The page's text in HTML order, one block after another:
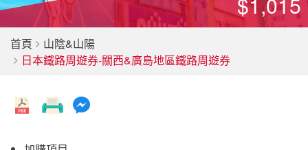
首頁
山陰&山陽
日本鐵路周遊券-關西&廣島地區鐵路周遊券